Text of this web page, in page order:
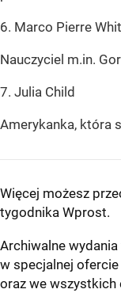
6. Marco Pierre
Nauczyciel m.in.
7. Julia Child
Amerykanka, która
Więcej możesz
tygodnika Wprost.
Archiwalne
w specjalnej ofercie
oraz we wszystkich